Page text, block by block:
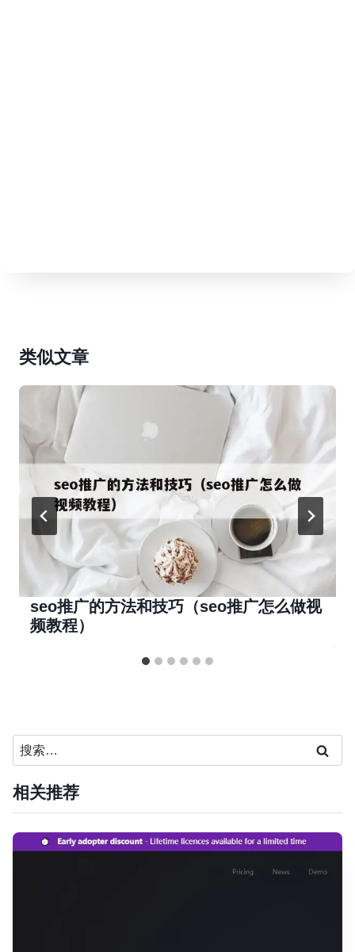
类似文章
seo推广的方法和技巧（seo推广怎么做视
频教程）
搜
索：
相关推荐